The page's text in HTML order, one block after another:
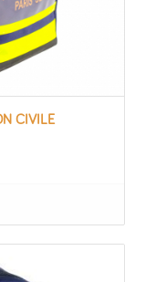
CIVILE